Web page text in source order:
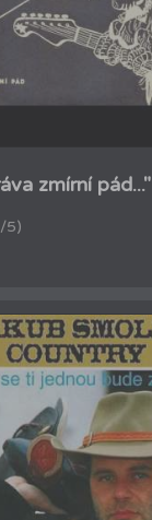
zmírní pád..."
5)